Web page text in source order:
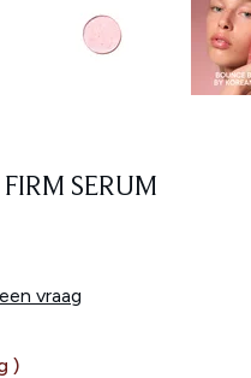
SERUM
vraag
PRICE:
)